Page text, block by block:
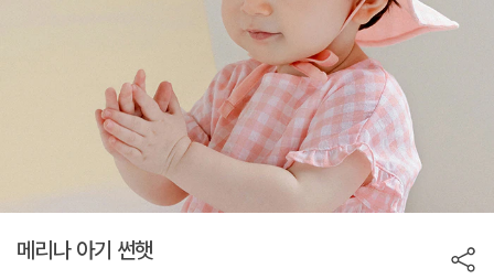
메리나 아기 썬햇